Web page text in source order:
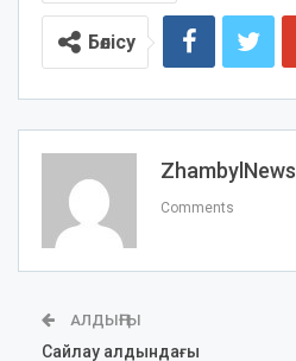
Бөлісу
ZhambylNews
Comments
АЛДЫҢҒЫ
Сайлау алдындағы